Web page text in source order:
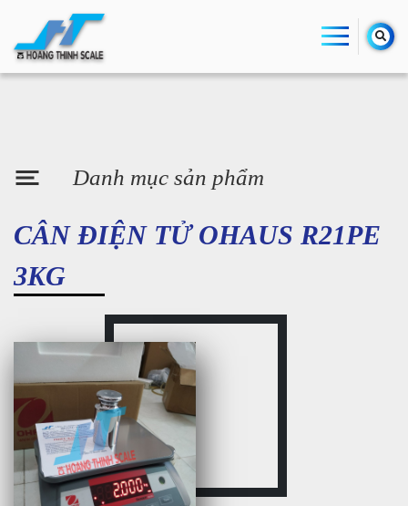
Danh mục sản phẩm
CÂN ĐIỆN TỬ OHAUS R21PE
3KG